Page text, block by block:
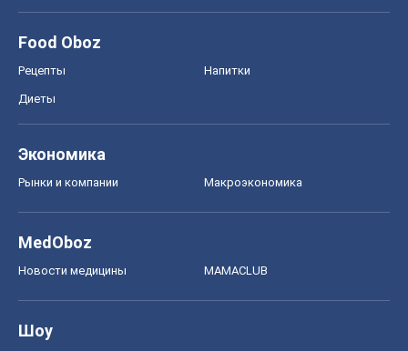
Food Oboz
Рецепты Напитки
Диеты
Экономика
Рынки и компании Mакроэкономика
MedOboz
Новости медицины MAMACLUB
Шоу